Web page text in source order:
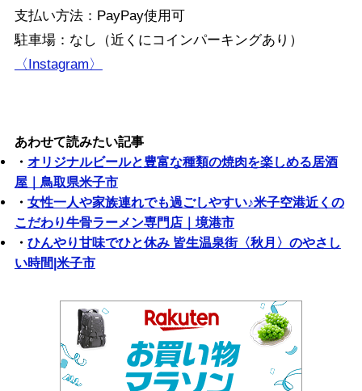
支払い方法：PayPay使用可
駐車場：なし（近くにコインパーキングあり）
〈Instagram〉
あわせて読みたい記事
・ オリジナルビールと豊富な種類の焼肉を楽しめる居酒
屋｜鳥取県米子市
・ 女性一人や家族連れでも過ごしやすい♪米子空港近くの
こだわり牛骨ラーメン専門店｜境港市
・ ひんやり甘味でひと休み 皆生温泉街〈秋月〉のやさし
い時間|米子市